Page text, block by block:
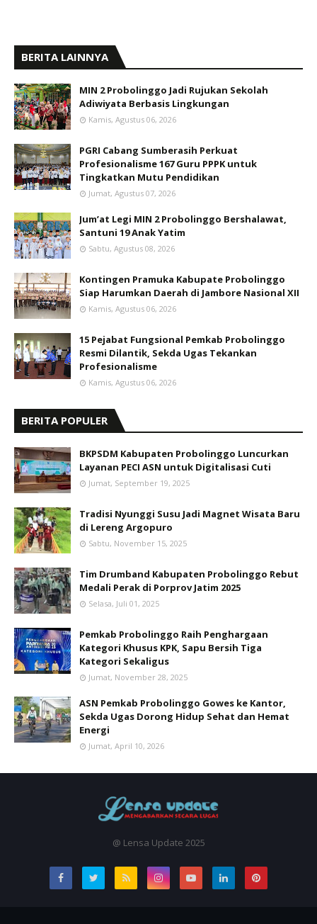
BERITA LAINNYA
MIN 2 Probolinggo Jadi Rujukan Sekolah
Adiwiyata Berbasis Lingkungan
Kamis, Agustus 06, 2026
PGRI Cabang Sumberasih Perkuat
Profesionalisme 167 Guru PPPK untuk
Tingkatkan Mutu Pendidikan
Jumat, Agustus 07, 2026
Jum’at Legi MIN 2 Probolinggo Bershalawat,
Santuni 19 Anak Yatim
Sabtu, Agustus 08, 2026
Kontingen Pramuka Kabupate Probolinggo
Siap Harumkan Daerah di Jambore Nasional XII
Kamis, Agustus 06, 2026
15 Pejabat Fungsional Pemkab Probolinggo
Resmi Dilantik, Sekda Ugas Tekankan
Profesionalisme
Kamis, Agustus 06, 2026
BERITA POPULER
BKPSDM Kabupaten Probolinggo Luncurkan
Layanan PECI ASN untuk Digitalisasi Cuti
Jumat, September 19, 2025
Tradisi Nyunggi Susu Jadi Magnet Wisata Baru
di Lereng Argopuro
Sabtu, November 15, 2025
Tim Drumband Kabupaten Probolinggo Rebut
Medali Perak di Porprov Jatim 2025
Selasa, Juli 01, 2025
Pemkab Probolinggo Raih Penghargaan
Kategori Khusus KPK, Sapu Bersih Tiga
Kategori Sekaligus
Jumat, November 28, 2025
ASN Pemkab Probolinggo Gowes ke Kantor,
Sekda Ugas Dorong Hidup Sehat dan Hemat
Energi
Jumat, April 10, 2026
@ Lensa Update 2025